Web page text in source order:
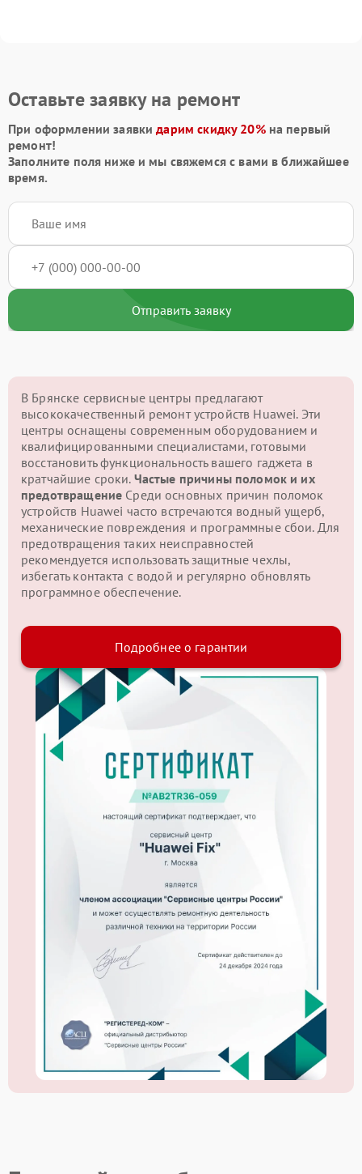
Оставьте заявку на ремонт
При оформлении заявкидарим скидку 20%на первый
ремонт!
Заполните поля ниже и мы свяжемся с вами в ближайшее
время.
Отправить заявку
В Брянске сервисные центры предлагают
высококачественный ремонт устройств Huawei. Эти
центры оснащены современным оборудованием и
квалифицированными специалистами, готовыми
восстановить функциональность вашего гаджета в
кратчайшие сроки. Частые причины поломок и их
предотвращение Среди основных причин поломок
устройств Huawei часто встречаются водный ущерб,
механические повреждения и программные сбои. Для
предотвращения таких неисправностей
рекомендуется использовать защитные чехлы,
избегать контакта с водой и регулярно обновлять
программное обеспечение.
Подробнее о гарантии